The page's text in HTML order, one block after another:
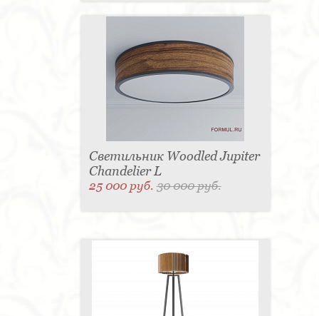
Светильник Woodled Jupiter
Chandelier L
25 000 руб.30 000 руб.